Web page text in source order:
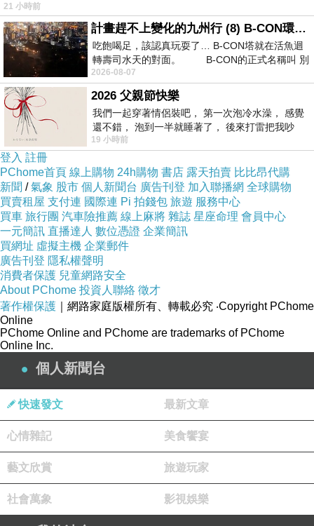
的各種牽絆，靠自己亂七八糟的方式，把暗色的日子變
成喜劇的節奏。楊貴媚在《愛情萬歲》替90年代北漂
男女壓著抑著，無處可說的寂寞，在彼時尚未完工的大
安森林公園長椅上哭了
之年》擁有了丈夫、孩子和店面，心靈的空洞還沒填
滿，高跟鞋咖咖作響的公園換成天寬地闊的河堤，荒寒
的黃土滋長出綠意，不走了，也真的走不動，只能坐下
來，繼續哭。這麼多年過去，這麼多滄桑起伏走過，把
生活和婚姻都走到盡頭，無論願不願意面對，那眼淚，
那風，那美好或糟糕的所有捨得或捨不得，都化成我們
自己的眼淚。
十一月的台劇話題都繞在《影后
能我習慣固守在小世界，對通俗文化中的愛情飄盪、性
愛迷茫、婚姻卡關和事業糾結
資支援的故事又常在不必要的偷情、背叛、情色氾濫中
打轉，以前的《華燈初上》和以宜蘭世家做故事原型的
《商魂》都很要命，撐不了半集舊棄劇。
還是最喜歡純粹的個性創作。王小棣監製、柯貞年執
導的《茁劇場》系列第五部作品《非殺人小說》8集，
保留了李桐豪
的文學性和實驗性，像一場「思緒挑戰遊
戲場」。
很能代入角色推動情緒；隋棠和
于子育身高差顛倒過來，無論情和色的呈現都不太自
然，但還是今年極喜歡的作品。
12集的《
》眾星雲集，半途「截殺」的職場教
育，從「我先看到你」的理想，被「知所進退」的現實
21 小時前
計畫趕不上變化的九州行 (8) B-CON環球塔
吃飽喝足，該認真玩耍了… B-CON塔就在活魚迴
轉壽司水天的對面。 B-CON的正式名稱叫 別
2026-08-07
2026 父親節快樂
我們一起穿著情侶裝吧， 第一次泡冷水澡， 感覺
還不錯， 泡到一半就睡著了， 後來打雷把我吵
醒， 手
19 小時前
登入 註冊
PChome首頁 線上購物 24h購物 書店 露天拍賣 比比昂代購
新聞 /氣象 股市 個人新聞台 廣告刊登 加入聯播網 全球購物
買賣租屋 支付連 國際連 Pi 拍錢包 旅遊 服務中心
買車 旅行團 汽車險推薦 線上麻將 雜誌 星座命理 會員中心
一元簡訊 直播達人 數位憑證 企業簡訊
買網址 虛擬主機 企業郵件
廣告刊登 隱私權聲明
消費者保護 兒童網路安全
About PChome 投資人聯絡 徵才
著作權保護 ｜網路家庭版權所有、轉載必究 ‧Copyright PChome
Online
PChome Online and PChome are trademarks of PChome
Online Inc.
個人新聞台
快速發文 最新文章
心情雜記 美食饗宴
藝文欣賞 旅遊玩家
社會萬象 影視娛樂